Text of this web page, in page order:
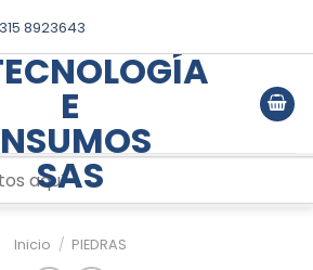
315 8923643
E
SAS
Inicio / PIEDRAS